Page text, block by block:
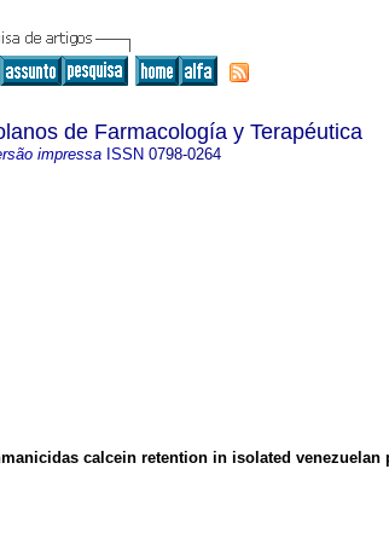
de Farmacología y Terapéutica
impressaISSN 0798-0264
calcein retention in isolated